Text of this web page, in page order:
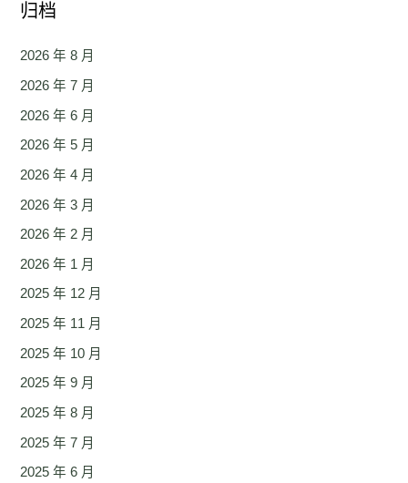
归档
2026 年 8 月
2026 年 7 月
2026 年 6 月
2026 年 5 月
2026 年 4 月
2026 年 3 月
2026 年 2 月
2026 年 1 月
2025 年 12 月
2025 年 11 月
2025 年 10 月
2025 年 9 月
2025 年 8 月
2025 年 7 月
2025 年 6 月